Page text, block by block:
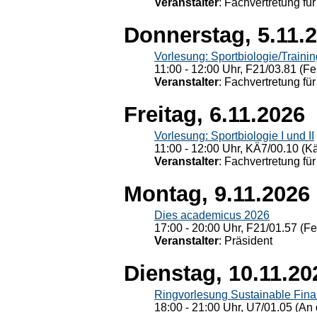
Veranstalter: Fachvertretung
Donnerstag,
Vorlesung: Sportbiologie/
11:00 - 12:00 Uhr, F21/03.81
Veranstalter: Fachvertretung
Freitag, 6.11.2026
Vorlesung: Sportbiologie I und II
11:00 - 12:00 Uhr, KÄ7/00.10
Veranstalter: Fachvertretung
Montag, 9.11.2026
Dies academicus 2026
17:00 - 20:00 Uhr, F21/01.57
Veranstalter: Präsident
Dienstag,
Ringvorlesung Sustainable
18:00 - 21:00 Uhr, U7/01.05